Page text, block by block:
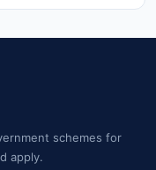
schemes for
apply.